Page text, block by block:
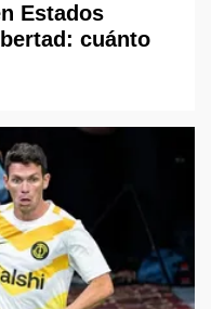
Estados
cuánto